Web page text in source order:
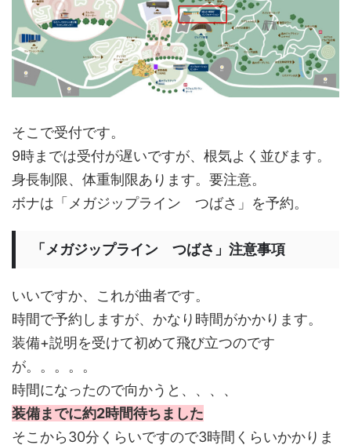
そこで受付です。
9時までは受付が遅いですが、根気よく並びます。
身長制限、体重制限あります。要注意。
ボナは「メガジップライン つばさ」を予約。
「メガジップライン つばさ」注意事項
いいですか、これが曲者です。
時間で予約しますが、かなり時間がかかります。
装備+説明を受けて初めて飛び立つのです
が。。。。。
時間になったので向かうと、、、、
装備までに約2時間待ちました
そこから30分くらいですので3時間くらいかかりま